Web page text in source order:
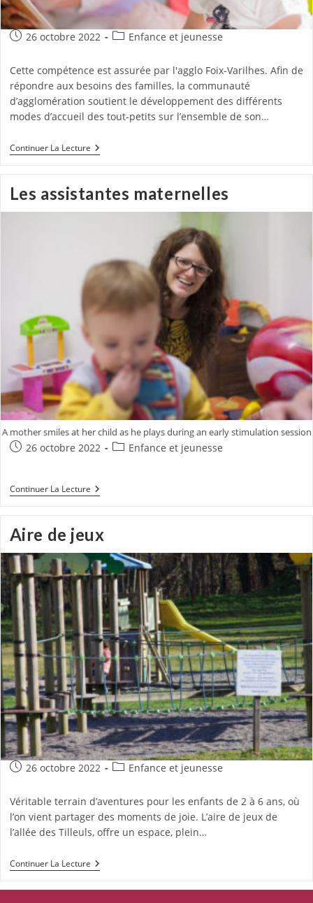
Publication
26 octobre 2022
PostEnfance et jeunesse
Cette compétence est assurée par l'agglo Foix-Varilhes. Afin de
répondre aux besoins des familles, la communauté
d’agglomération soutient le développement des différents
modes d’accueil des tout-petits sur l’ensemble de son…
Continuer La LecturePetite
Enfance
Accueil,
Crèche
Familiale
Les assistantes maternelles
A mother smiles at her child as he plays during an early stimulation session
Publication
26 octobre 2022
PostEnfance et jeunesse
Continuer La LectureLes
Assistantes
Aire de jeux
Publication
26 octobre 2022
PostEnfance et jeunesse
Véritable terrain d’aventures pour les enfants de 2 à 6 ans, où
l’on vient partager des moments de joie. L’aire de jeux de
l’allée des Tilleuls, offre un espace, plein…
Continuer La LectureAire
De